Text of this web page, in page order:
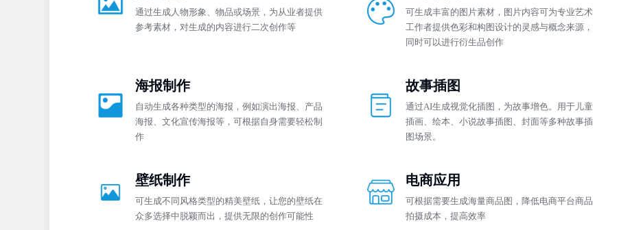
通过生成人物形象、物品或场景，为从业者提供
参考素材，对生成的内容进行二次创作等
可生成丰富的图片素材，图片内容可为专业艺术
工作者提供色彩和构图设计的灵感与概念来源，
同时可以进行衍生品创作
海报制作
自动生成各种类型的海报，例如演出海报、产品
海报、文化宣传海报等，可根据自身需要轻松制
作
故事插图
通过AI生成视觉化插图，为故事增色。用于儿童
插画、绘本、小说故事插图、封面等多种故事插
图场景。
壁纸制作
可生成不同风格类型的精美壁纸，让您的壁纸在
众多选择中脱颖而出，提供无限的创作可能性
电商应用
可根据需要生成海量商品图，降低电商平台商品
拍摄成本，提高效率